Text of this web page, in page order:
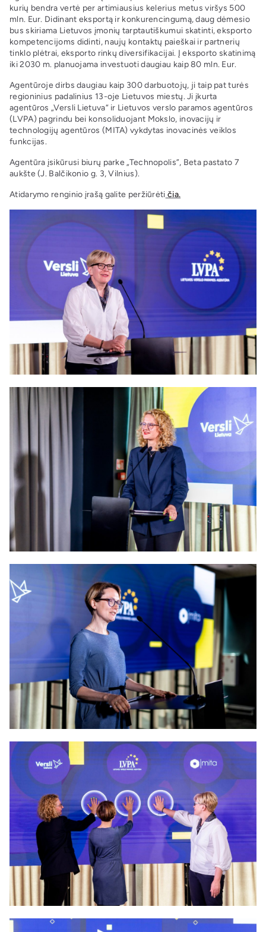
kurių bendra vertė per artimiausius kelerius metus viršys 500
mln. Eur. Didinant eksportą ir konkurencingumą, daug dėmesio
bus skiriama Lietuvos įmonių tarptautiškumui skatinti, eksporto
kompetencijoms didinti, naujų kontaktų paieškai ir partnerių
tinklo plėtrai, eksporto rinkų diversifikacijai. Į eksporto skatinimą
iki 2030 m. planuojama investuoti daugiau kaip 80 mln. Eur.
Agentūroje dirbs daugiau kaip 300 darbuotojų, ji taip pat turės
regioninius padalinius 13-oje Lietuvos miestų. Ji įkurta
agentūros „Versli Lietuva“ ir Lietuvos verslo paramos agentūros
(LVPA) pagrindu bei konsoliduojant Mokslo, inovacijų ir
technologijų agentūros (MITA) vykdytas inovacinės veiklos
funkcijas.
Agentūra įsikūrusi biurų parke „Technopolis”, Beta pastato 7
aukšte (J. Balčikonio g. 3, Vilnius).
Atidarymo renginio įrašą galite peržiūrėti čia.